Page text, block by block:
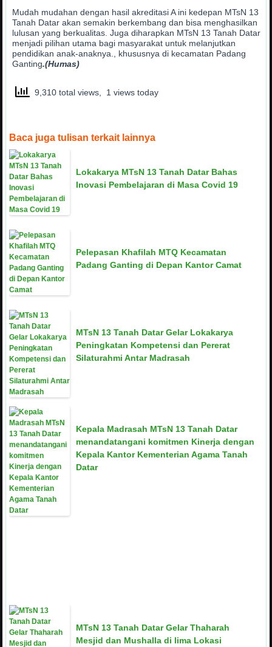
Mudah mudahan dengan hasil akreditasi A ini kedepan MTsN 13
Tanah Datar akan semakin berkembang dan bisa menghasilkan
lulusan yang berkualitas. Juga diharapkan MTsN 13 Tanah Datar
menjadi pilihan utama bagi masyarakat untuk melanjutkan
pendidikan anak-anaknya., khususnya di kecamatan Padang
Ganting.(Humas)
9,310 total views, 1 views today
Baca juga tulisan terkait lainnya
Lokakarya MTsN 13 Tanah Datar Bahas
Inovasi Pembelajaran di Masa Covid 19
Pelepasan Khafilah MTQ Kecamatan
Padang Ganting di Depan Kantor Camat
MTsN 13 Tanah Datar Gelar Lokakarya
Peningkatan Kompetensi dan Pererat
Silaturahmi Antar Madrasah
Kepala Madrasah MTsN 13 Tanah Datar
menandatangani komitmen Kinerja dengan
Kepala Kantor Kementerian Agama Tanah
Datar
MTsN 13 Tanah Datar Gelar Thaharah
Mesjid dan Mushalla di lima Lokasi